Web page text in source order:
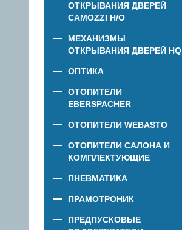
ОТКРЫВАНИЯ ДВЕРЕЙ
CAMOZZI Н/О
МЕХАНИЗМЫ
ОТКРЫВАНИЯ ДВЕРЕЙ HQ
ОПТИКА
ОТОПИТЕЛИ
EBERSPACHER
ОТОПИТЕЛИ WEBASTO
ОТОПИТЕЛИ САЛОНА И
КОМПЛЕКТУЮЩИЕ
ПНЕВМАТИКА
ПРАМОТРОНИК
ПРЕДПУСКОВЫЕ